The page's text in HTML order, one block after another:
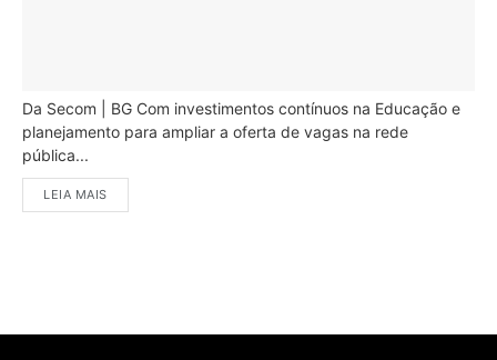
Da Secom | BG Com investimentos contínuos na Educação e
planejamento para ampliar a oferta de vagas na rede
pública...
LEIA MAIS